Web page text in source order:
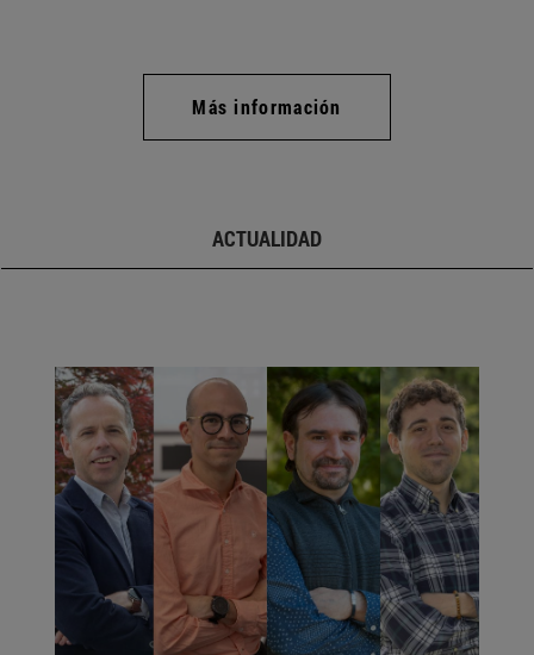
Más información
ACTUALIDAD